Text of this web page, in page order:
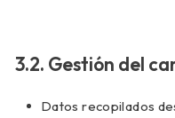
3.2. Gestión del
Datos recopilados